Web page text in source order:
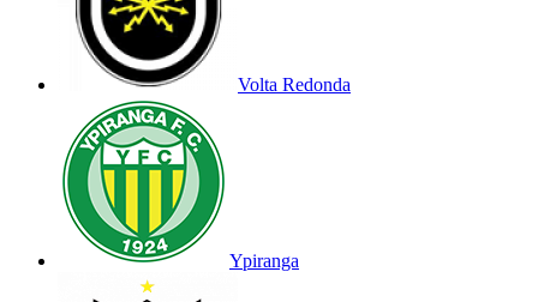
Volta Redonda
Ypiranga